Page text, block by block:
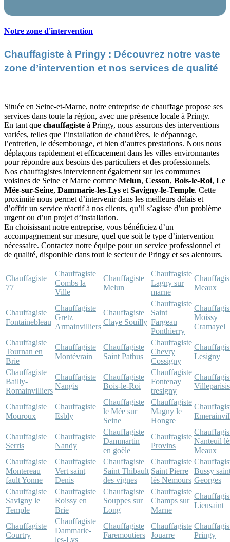
Notre zone d'intervention
Chauffagiste à Pringy : Découvrez notre vaste
zone d’intervention et nos services de qualité
Située en Seine-et-Marne, notre entreprise de chauffage propose ses
services dans toute la région, avec une présence locale à Pringy.
En tant que chauffagiste à Pringy, nous assurons des interventions
variées, telles que l’installation de chaudières, le dépannage,
l’entretien, le désembouage, et bien d’autres prestations. Nous nous
déplaçons rapidement et efficacement dans les villes environnantes
pour répondre aux besoins des particuliers et des professionnels.
Nos chauffagistes interviennent également sur les communes
voisines de Seine et Marne comme Melun, Cesson, Bois-le-Roi, Le
Mée-sur-Seine, Dammarie-les-Lys et Savigny-le-Temple. Cette
proximité nous permet d’intervenir dans les meilleurs délais et
d’offrir un service réactif à nos clients, qu’il s’agisse d’un problème
urgent ou d’un projet d’installation.
En choisissant notre entreprise, vous bénéficiez d’un
accompagnement sur mesure, quel que soit le type d’intervention
nécessaire. Contactez notre équipe pour un service professionnel et
de qualité, disponible dans tout le secteur de Pringy et ses alentours.
Chauffagiste
77
Chauffagiste
Combs la
Ville
Chauffagiste
Melun
Chauffagiste
Lagny sur
marne
Meaux
Chauffagiste
Fontainebleau
Chauffagiste
Gretz
Armainvilliers
Chauffagiste
Claye Souilly
Chauffagiste
Saint
Fargeau
Ponthierry
Moissy
Cramayel
Chauffagiste
Tournan en
Brie
Chauffagiste
Montévrain
Chauffagiste
Saint Pathus
Chauffagiste
Chevry
Cossigny
Lesigny
Chauffagiste
Bailly-
Romainvilliers
Chauffagiste
Nangis
Chauffagiste
Bois-le-Roi
Chauffagiste
Fontenay
tresigny
Villeparisis
Chauffagiste
Mouroux
Chauffagiste
Esbly
Chauffagiste
le Mée sur
Seine
Chauffagiste
Magny le
Hongre
Chauffagiste
Serris
Chauffagiste
Nandy
Chauffagiste
Dammartin
en goële
Chauffagiste
Provins
Nanteuil
Meaux
Chauffagiste
Montereau
fault Yonne
Chauffagiste
Vert saint
Denis
Chauffagiste
Saint Thibault
des vignes
Chauffagiste
Saint Pierre
lès Nemours
Bussy
Georges
Chauffagiste
Savigny le
Temple
Chauffagiste
Roissy en
Brie
Chauffagiste
Souppes sur
Long
Chauffagiste
Champs sur
Marne
Lieusaint
Chauffagiste
Courtry
Chauffagiste
Dammarie-
les-Lys
Chauffagiste
Faremoutiers
Chauffagiste
Jouarre
Pringy